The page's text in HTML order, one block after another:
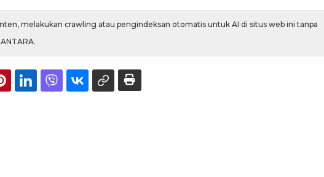
melakukan crawling atau pengindeksan otomatis untuk AI di situs web ini tanpa